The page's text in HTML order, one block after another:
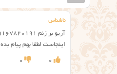
ناشناس
اینجاست لطفا بهم پیام بده
0
0